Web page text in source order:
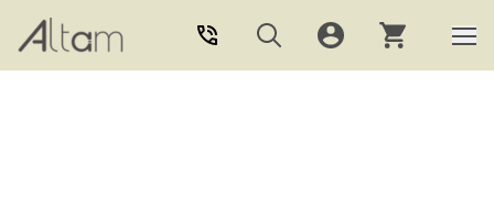
Aller au contenu principal